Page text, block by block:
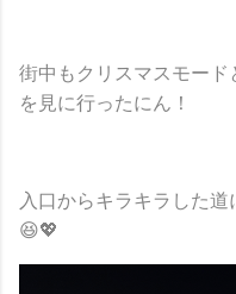
街中もクリスマスモー
を見に行ったにん！
入口からキラキラした
😆💖